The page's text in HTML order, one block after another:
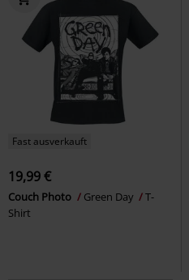
Fast ausverkauft
19,99 €
Couch Photo Green Day
T-
Shirt